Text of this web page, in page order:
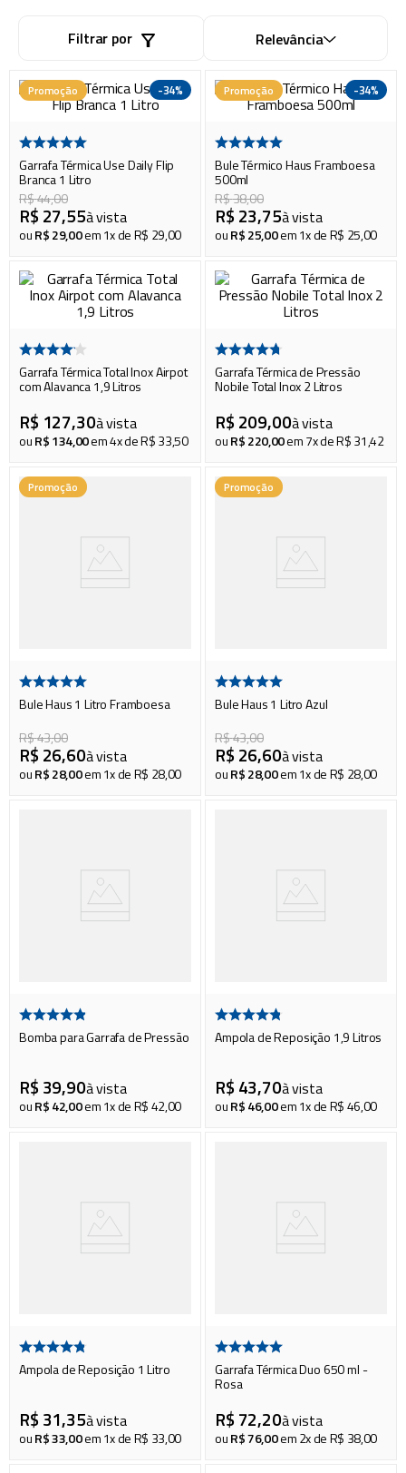
Filtrar por Relevância
-34%
Promoção
Garrafa Térmica Use Daily Flip
Branca 1 Litro
R$44,00
R$ 27,55à vista
ouR$29,00em1x deR$ 29,00
-34%
Promoção
Bule Térmico Haus Framboesa
500ml
R$38,00
R$ 23,75à vista
ouR$25,00em1x deR$ 25,00
Garrafa Térmica Total Inox Airpot
com Alavanca 1,9 Litros
R$ 127,30à vista
ouR$134,00em4x deR$33,50
Garrafa Térmica de Pressão
Nobile Total Inox 2 Litros
R$ 209,00à vista
ouR$220,00em7x deR$31,42
Promoção
Bule Haus 1 Litro Framboesa
R$43,00
R$ 26,60à vista
ouR$28,00em1x deR$ 28,00
Promoção
Bule Haus 1 Litro Azul
R$43,00
R$ 26,60à vista
ouR$28,00em1x deR$ 28,00
Bomba para Garrafa de Pressão
R$ 39,90à vista
ouR$42,00em1x deR$42,00
Ampola de Reposição 1,9 Litros
R$ 43,70à vista
ouR$46,00em1x deR$46,00
Ampola de Reposição 1 Litro
R$ 31,35à vista
ouR$33,00em1x deR$ 33,00
Garrafa Térmica Duo 650 ml -
Rosa
R$ 72,20à vista
ouR$76,00em2x deR$ 38,00
cadeira praia